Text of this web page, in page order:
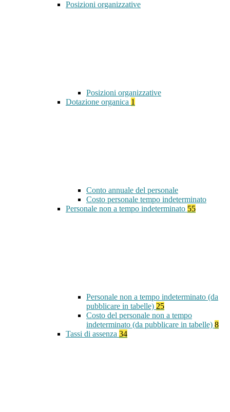
Posizioni organizzative
Posizioni organizzative
Dotazione organica 1
Conto annuale del personale
Costo personale tempo indeterminato
Personale non a tempo indeterminato 55
Personale non a tempo indeterminato (da
pubblicare in tabelle) 25
Costo del personale non a tempo
indeterminato (da pubblicare in tabelle) 8
Tassi di assenza 34